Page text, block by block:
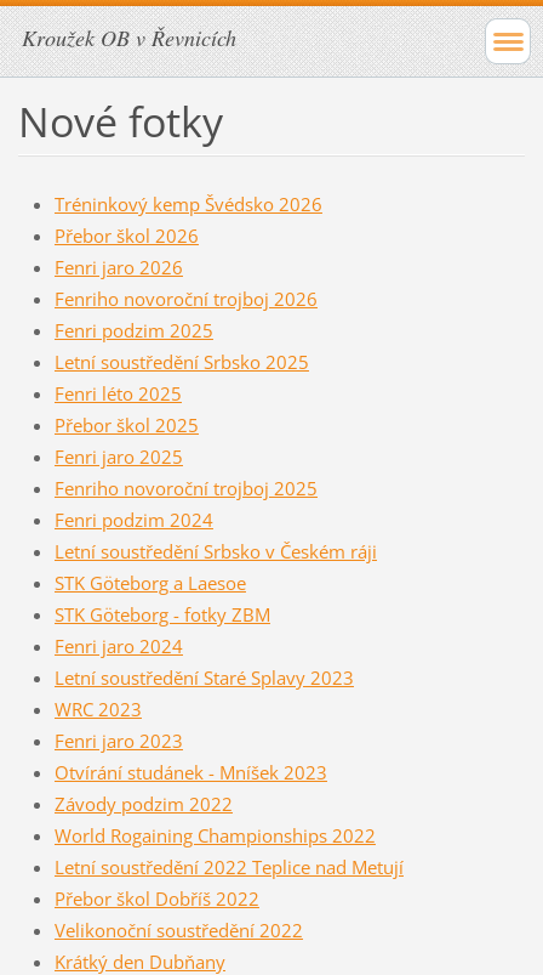
Kroužek OB v Řevnicích
Nové fotky
Tréninkový kemp Švédsko 2026
Přebor škol 2026
Fenri jaro 2026
Fenriho novoroční trojboj 2026
Fenri podzim 2025
Letní soustředění Srbsko 2025
Fenri léto 2025
Přebor škol 2025
Fenri jaro 2025
Fenriho novoroční trojboj 2025
Fenri podzim 2024
Letní soustředění Srbsko v Českém ráji
STK Göteborg a Laesoe
STK Göteborg - fotky ZBM
Fenri jaro 2024
Letní soustředění Staré Splavy 2023
WRC 2023
Fenri jaro 2023
Otvírání studánek - Mníšek 2023
Závody podzim 2022
World Rogaining Championships 2022
Letní soustředění 2022 Teplice nad Metují
Přebor škol Dobříš 2022
Velikonoční soustředění 2022
Krátký den Dubňany